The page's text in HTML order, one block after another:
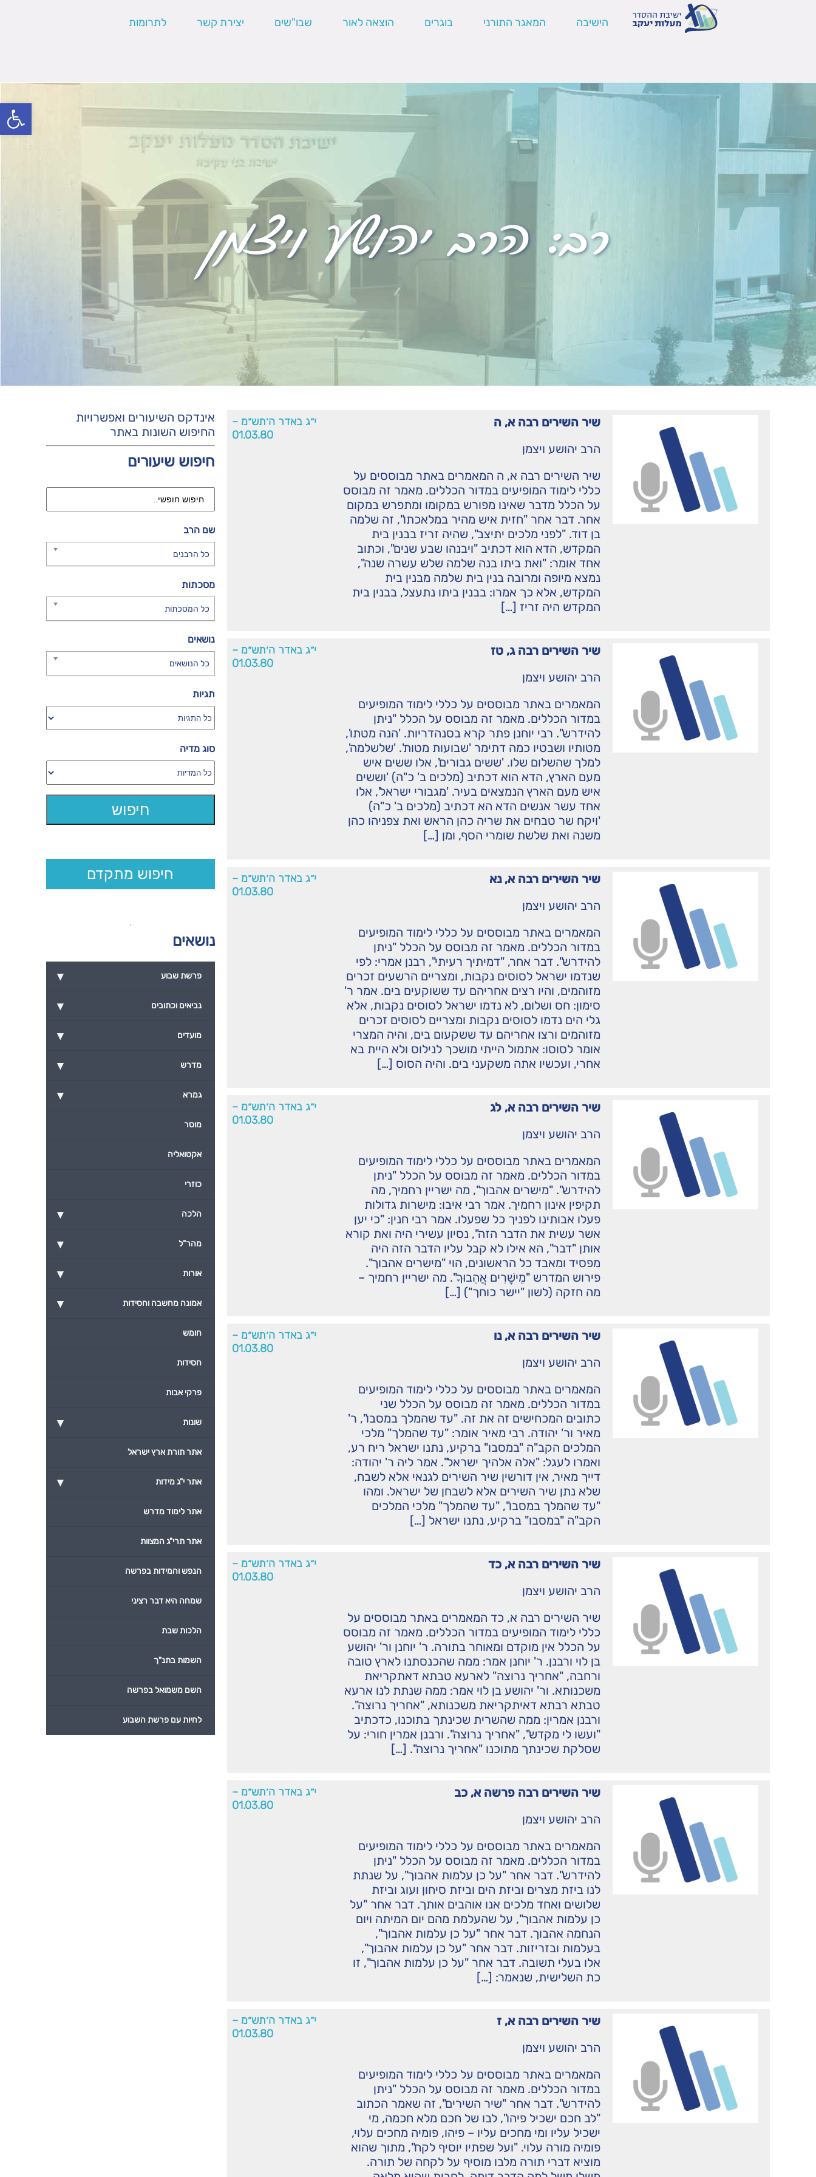
פתח
הישיבה המאגר התורני בוגרים הוצאה לאור שבו"שים יצירת קשר לתרומות
רב:הרב יהושע ויצמן
שיר השירים רבה א, ה
הרב יהושע ויצמן
שיר השירים רבה א, ה המאמרים באתר מבוססים על
כללי לימוד המופיעים במדור הכללים. מאמר זה מבוסס
על הכלל מדבר שאינו מפורש במקומו ומתפרש במקום
אחר. דבר אחר "חזית איש מהיר במלאכתו", זה שלמה
בן דוד. "לפני מלכים יתיצב", שהיה זריז בבנין בית
המקדש, הדא הוא דכתיב "ויבנהו שבע שנים", וכתוב
אחד אומר: "ואת ביתו בנה שלמה שלש עשרה שנה",
נמצא מיופה ומרובה בנין בית שלמה מבנין בית
המקדש, אלא כך אמרו: בבנין ביתו נתעצל, בבנין בית
המקדש היה זריז […]
י״ג באדר ה׳תש״מ –
01.03.80
שיר השירים רבה ג, טז
הרב יהושע ויצמן
המאמרים באתר מבוססים על כללי לימוד המופיעים
במדור הכללים. מאמר זה מבוסס על הכלל "ניתן
להידרש". רבי יוחנן פתר קרא בסנהדריות. 'הנה מטתו',
מטותיו ושבטיו כמה דתימר 'שבועות מטות'. 'שלשלמה',
למלך שהשלום שלו. 'ששים גבורים', אלו ששים איש
מעם הארץ, הדא הוא דכתיב (מלכים ב' כ"ה) 'וששים
איש מעם הארץ הנמצאים בעיר. 'מגבורי ישראל', אלו
אחד עשר אנשים הדא הא דכתיב (מלכים ב' כ"ה)
'ויקח שר טבחים את שריה כהן הראש ואת צפניהו כהן
משנה ואת שלשת שומרי הסף, ומן […]
י״ג באדר ה׳תש״מ –
01.03.80
שיר השירים רבה א, נא
הרב יהושע ויצמן
המאמרים באתר מבוססים על כללי לימוד המופיעים
במדור הכללים. מאמר זה מבוסס על הכלל "ניתן
להידרש". דבר אחר, "דמיתיך רעיתי", רבנן אמרי: לפי
שנדמו ישראל לסוסים נקבות, ומצריים הרשעים זכרים
מזוהמים, והיו רצים אחריהם עד ששוקעים בים. אמר ר'
סימון: חס ושלום, לא נדמו ישראל לסוסים נקבות, אלא
גלי הים נדמו לסוסים נקבות ומצריים לסוסים זכרים
מזוהמים ורצו אחריהם עד ששקעום בים, והיה המצרי
אומר לסוסו: אתמול הייתי מושכך לנילוס ולא היית בא
אחרי, ועכשיו אתה משקעני בים. והיה הסוס […]
י״ג באדר ה׳תש״מ –
01.03.80
שיר השירים רבה א, לג
הרב יהושע ויצמן
המאמרים באתר מבוססים על כללי לימוד המופיעים
במדור הכללים. מאמר זה מבוסס על הכלל "ניתן
להידרש". "מישרים אהבוך", מה ישריין רחמיך, מה
תקיפין אינון רחמיך. אמר רבי איבו: מישרות גדולות
פעלו אבותינו לפניך כל שפעלו. אמר רבי חנין: "כי יען
אשר עשית את הדבר הזה", נסיון עשירי היה ואת קורא
אותן "דבר", הא אילו לא קבל עליו הדבר הזה היה
מפסיד ומאבד כל הראשונים, הוי "מישרים אהבוך".
פירוש המדרש "מֵישָׁרִים אֲהֵבוּךָ". מה ישריין רחמיך –
מה חזקה (לשון "יישר כוחך") […]
י״ג באדר ה׳תש״מ –
01.03.80
שיר השירים רבה א, נו
הרב יהושע ויצמן
המאמרים באתר מבוססים על כללי לימוד המופיעים
במדור הכללים. מאמר זה מבוסס על הכלל שני
כתובים המכחישים זה את זה. "עד שהמלך במסבו", ר'
מאיר ור' יהודה. רבי מאיר אומר: "עד שהמלך" מלכי
המלכים הקב"ה "במסבו" ברקיע, נתנו ישראל ריח רע,
ואמרו לעגל: "אלה אלהיך ישראל". אמר ליה ר' יהודה:
דייך מאיר, אין דורשין שיר השירים לגנאי אלא לשבח,
שלא נתן שיר השירים אלא לשבחן של ישראל. ומהו
"עד שהמלך במסבו", "עד שהמלך" מלכי המלכים
הקב"ה "במסבו" ברקיע, נתנו ישראל […]
י״ג באדר ה׳תש״מ –
01.03.80
שיר השירים רבה א, כד
הרב יהושע ויצמן
שיר השירים רבה א, כד המאמרים באתר מבוססים על
כללי לימוד המופיעים במדור הכללים. מאמר זה מבוסס
על הכלל אין מוקדם ומאוחר בתורה. ר' יוחנן ור' יהושע
בן לוי ורבנן. ר' יוחנן אמר: ממה שהכנסתנו לארץ טובה
ורחבה, "אחריך נרוצה" לארעא טבתא דאתקריאת
משכנותא. ור' יהושע בן לוי אמר: ממה שנתת לנו ארעא
טבתא רבתא דאיתקריאת משכנותא, "אחריך נרוצה".
ורבנן אמרין: ממה שהשרית שכינתך בתוכנו, כדכתיב
"ועשו לי מקדש", "אחריך נרוצה". ורבנן אמרין חורי: על
שסלקת שכינתך מתוכנו "אחריך נרוצה". […]
י״ג באדר ה׳תש״מ –
01.03.80
שיר השירים רבה פרשה א, כב
הרב יהושע ויצמן
המאמרים באתר מבוססים על כללי לימוד המופיעים
במדור הכללים. מאמר זה מבוסס על הכלל "ניתן
להידרש". דבר אחר "על כן עלמות אהבוך", על שנתת
לנו ביזת מצרים וביזת הים וביזת סיחון ועוג וביזת
שלושים ואחד מלכים אנו אוהבים אותך. דבר אחר "על
כן עלמות אהבוך", על שהעלמת מהם יום המיתה ויום
הנחמה אהבוך. דבר אחר "על כן עלמות אהבוך",
בעלמות ובזריזות. דבר אחר "על כן עלמות אהבוך",
אלו בעלי תשובה. דבר אחר "על כן עלמות אהבוך", זו
כת השלישית, שנאמר: […]
י״ג באדר ה׳תש״מ –
01.03.80
שיר השירים רבה א, ז
הרב יהושע ויצמן
המאמרים באתר מבוססים על כללי לימוד המופיעים
במדור הכללים. מאמר זה מבוסס על הכלל "ניתן
להידרש". דבר אחר "שיר השירים", זה שאמר הכתוב
"לב חכם ישכיל פיהו", לבו של חכם מלא חכמה, מי
ישכיל עליו ומי מחכים עליו – פיהו, פומיה מחכים עלוי,
פומיה מורה עלוי. "ועל שפתיו יוסיף לקח", מתוך שהוא
מוציא דברי תורה מלבו מוסיף על לקחה של תורה.
י״ג באדר ה׳תש״מ –
01.03.80
אינדקס השיעורים ואפשרויות
החיפוש השונות באתר
חיפוש שיעורים
שם הרב
כל הרבנים
מסכתות
כל המסכתות
נושאים
כל הנושאים
תגיות
סוג מדיה
חיפוש מתקדם
נושאים
▾ פרשת שבוע
▾ נביאים וכתובים
▾ מועדים
▾ מדרש
▾ גמרא
מוסר
אקטואליה
כוזרי
▾ הלכה
▾ מהר"ל
▾ אורות
▾ אמונה מחשבה וחסידות
חומש
חסידות
פרקי אבות
▾ שונות
אתר תורת ארץ ישראל
▾ אתר י"ג מידות
אתר לימוד מדרש
אתר תרי"ג המצוות
הנפש והמידות בפרשה
שמחה היא דבר רציני
הלכות שבת
השמות בתנ"ך
השם משמואל בפרשה
לחיות עם פרשת השבוע